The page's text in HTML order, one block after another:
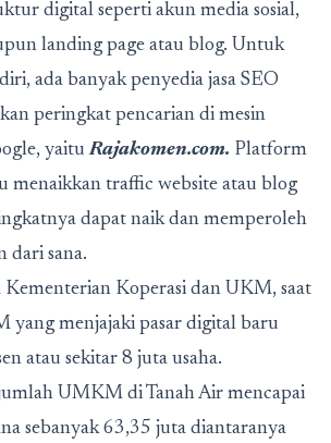
digital seperti akun media sosial,
landing page atau blog. Untuk
ada banyak penyedia jasa SEO
peringkat pencarian di mesin
yaituRajakomen.com. Platform
menaikkan traffic website atau blog
dapat naik dan memperoleh
dari sana.
Kementerian Koperasi dan UKM, saat
menjajaki pasar digital baru
atau sekitar 8 juta usaha.
UMKM di Tanah Air mencapai
sebanyak 63,35 juta diantaranya